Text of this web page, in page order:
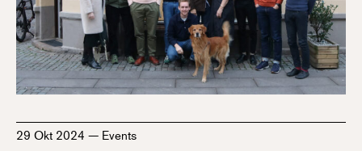
29 Okt 2024 — Events